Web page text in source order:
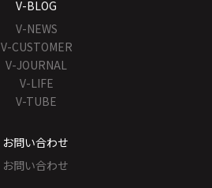
V-BLOG
V-NEWS
V-CUSTOMER
V-JOURNAL
V-LIFE
V-TUBE
お問い合わせ
お問い合わせ